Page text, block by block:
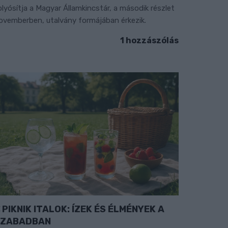
a Magyar Államkincstár, a második részlet
utalvány formájában érkezik.
1 hozzászólás
PIKNIK ITALOK: ÍZEK ÉS ÉLMÉNYEK A